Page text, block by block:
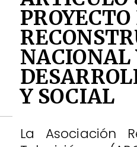
NACIONAL
Y SOCIAL
La Asociación